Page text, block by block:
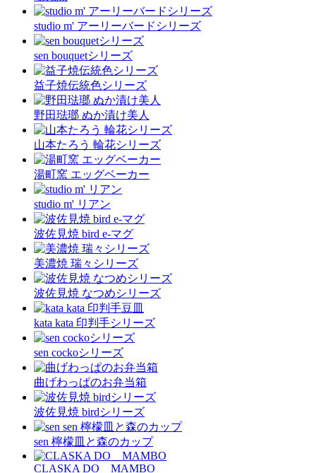
studio m' アーリーバードシリーズ
sen bouquetシリーズ
益子焼伝統色シリーズ
野田琺瑯 ぬか漬け美人
山本たろう 輪花シリーズ
湯町窯 エッグベーカー
studio m' リアン
波佐見焼 bird e-マグ
美濃焼 瑞々シリーズ
波佐見焼 なつめシリーズ
kata kata 印判手シリーズ
sen cockoシリーズ
曲げわっぱのお弁当箱
波佐見焼 birdシリーズ
sen 檸檬皿と森のカップ
CLASKA DO MAMBO